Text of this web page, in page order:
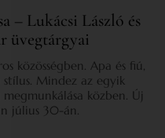
– Lukácsi László és
üvegtárgyai
közösségben. Apa és fiú,
Mindez az egyik
közben. Új
július 30-án.